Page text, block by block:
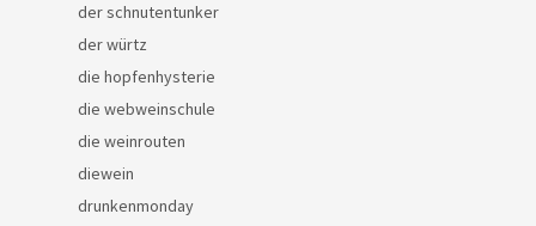
der schnutentunker
der würtz
die hopfenhysterie
die webweinschule
die weinrouten
diewein
drunkenmonday